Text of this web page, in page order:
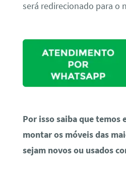
será redirecionado para o
Por isso saiba que temos
montar os móveis das
sejam novos ou usados